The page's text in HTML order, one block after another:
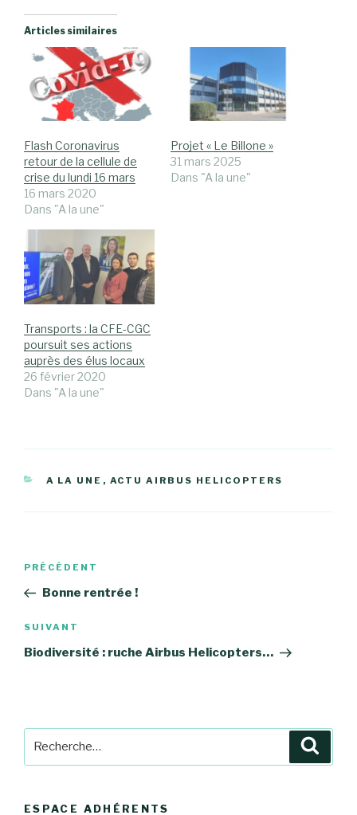
Articles similaires
Flash Coronavirus
retour de la cellule de
crise du lundi 16 mars
16 mars 2020
Dans "A la une"
Projet « Le Billone »
31 mars 2025
Dans "A la une"
Transports : la CFE-CGC
poursuit ses actions
auprès des élus locaux
26 février 2020
Dans "A la une"
CATÉGORIES
A LA UNE , ACTU AIRBUS HELICOPTERS
Navigation
l’article
Article
précédent
PRÉCÉDENT
Bonne rentrée !
Article
suivant
SUIVANT
Biodiversité : ruche Airbus Helicopters…
ESPACE ADHÉRENTS